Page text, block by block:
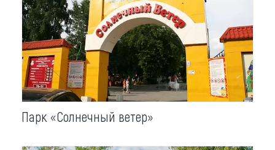
Парк «Солнечный ветер»